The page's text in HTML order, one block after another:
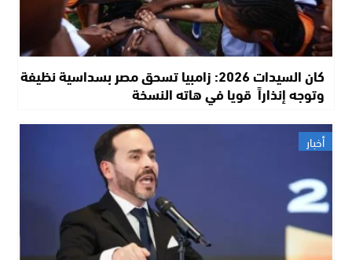
كان السيدات 2026: زامبيا تسحق مصر بسداسية نظيفة
وتوجه إنذاراً قويا في هاته النسخة
أخبار